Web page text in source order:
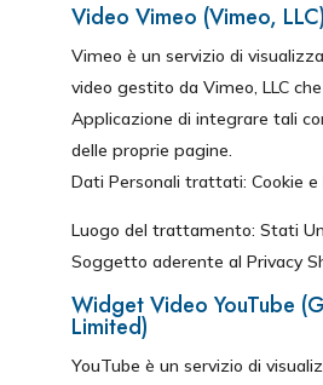
Video Vimeo (Vimeo, LLC)
Vimeo è un servizio di
video gestito da Vimeo, LLC
Applicazione di integrare tali
delle proprie pagine.
Dati Personali trattati: Cookie
Luogo del trattamento: Stati
Soggetto aderente al Privacy
Widget Video YouTube
Limited)
YouTube è un servizio di